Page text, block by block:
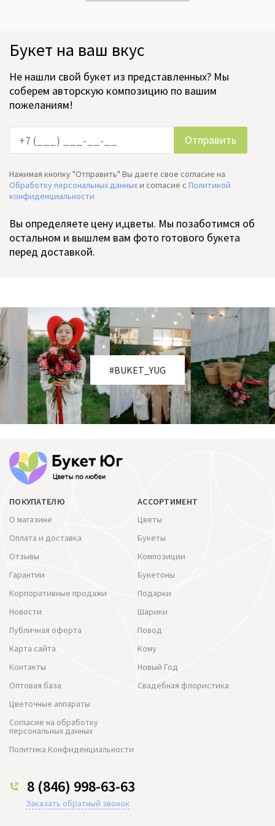
Букет на ваш вкус
Не нашли свой букет из представленных? Мы
соберем авторскую композицию по вашим
пожеланиям!
Нажимая кнопку "Отправить" Вы даете свое согласие на
Обработку персональных данныхи согласие c Политикой
конфиденциальности
Вы определяете цену и,цветы. Мы позаботимся об
остальном и вышлем вам фото готового букета
перед доставкой.
#BUKET_YUG
ПОКУПАТЕЛЮ
О магазине
Оплата и доставка
Отзывы
Гарантии
Корпоративные продажи
Новости
Публичная оферта
Карта сайта
Контакты
Оптовая база
Цветочные аппараты
Согласие на обработку
персональных данных
Политика Конфиденциальности
АССОРТИМЕНТ
Цветы
Букеты
Композиции
Букетоны
Подарки
Шарики
Повод
Кому
Новый Год
Свадебная флористика
8 (846) 998-63-63
Заказать обратный звонок